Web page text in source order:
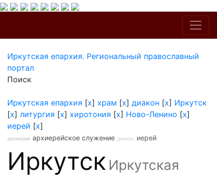
Иркутская епархия. Региональный православный
портал
Поиск
Иркутская епархия [x] храм [x] диакон [x] Иркутск
[x] литургия [x] хиротония [x] Ново-Ленино [x]
иерей [x]
архиерей архиерейское служение диакон иерей
Иркутск Иркутская